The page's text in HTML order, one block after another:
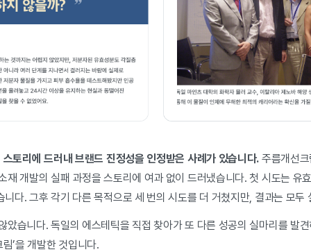
토리에 드러내 브랜드 진정성을 인정받은 사례가 있습니다. 주름개선크
재 개발의 실패 과정을 스토리에 여과 없이 드러냈습니다. 첫 시도는 유
다. 그후 각기 다른 목적으로 세 번의 시도를 더 거쳤지만, 결과는 모두
았습니다. 독일의 에스테틱을 직접 찾아가 또 다른 성공의 실마리를 발
’을 개발한 것입니다.